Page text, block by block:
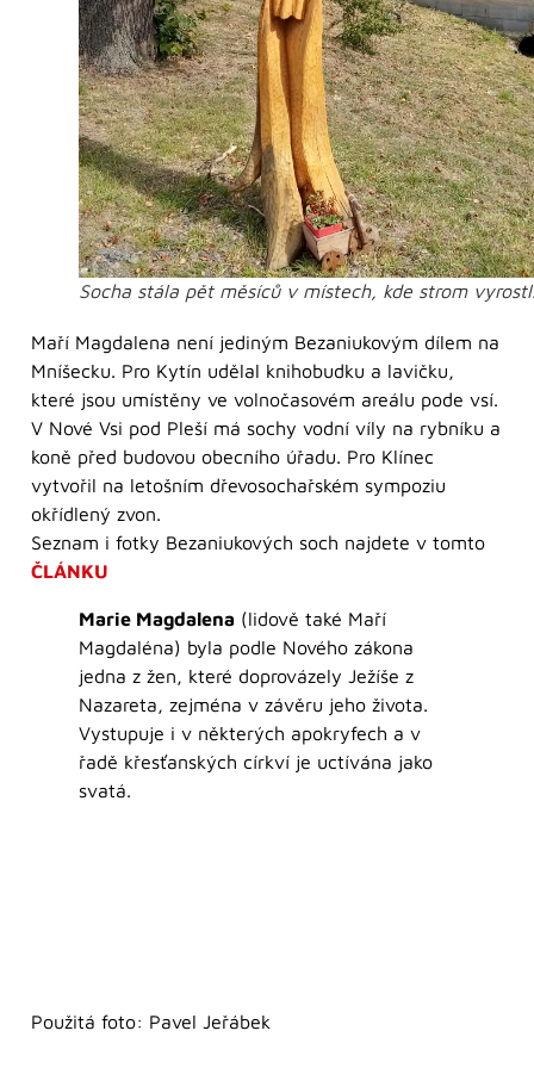
Socha stála pět měsíců v místech, kde strom
Maří Magdalena není jediným Bezaniukovým dílem na
Mníšecku. Pro Kytín udělal knihobudku a lavičku,
které jsou umístěny ve volnočasovém areálu pode vsí.
V Nové Vsi pod Pleší má sochy vodní víly na rybníku a
koně před budovou obecního úřadu. Pro Klínec
vytvořil na letošním dřevosochařském sympoziu
okřídlený zvon.
Seznam i fotky Bezaniukových soch najdete v tomto
ČLÁNKU
Marie Magdalena (lidově také Maří
Magdaléna) byla podle Nového zákona
jedna z žen, které doprovázely Ježíše z
Nazareta, zejména v závěru jeho života.
Vystupuje i v některých apokryfech a v
řadě křesťanských církví je uctívána jako
svatá.
Použitá foto: Pavel Jeřábek